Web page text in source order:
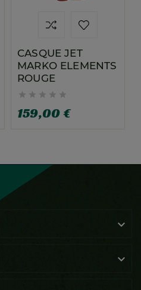
CASQUE JET
MARKO ELEMENTS
ROUGE
    
159,00 €

